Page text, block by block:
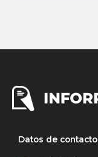
Datos de contacto